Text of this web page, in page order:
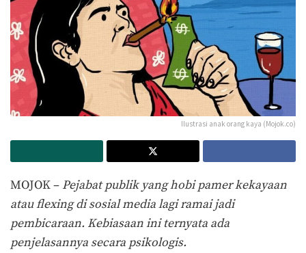
Ilustrasi anak orang kaya (Mojok.co)
MOJOK – Pejabat publik yang hobi pamer kekayaan
atau flexing di sosial media lagi ramai jadi
pembicaraan. Kebiasaan ini ternyata ada
penjelasannya secara psikologis.